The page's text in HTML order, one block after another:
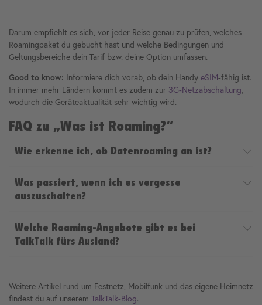
Darum empfiehlt es sich, vor jeder Reise genau zu prüfen, welches
Roamingpaket du gebucht hast und welche Bedingungen und
Geltungsbereiche dein Tarif bzw. deine Option umfassen.
Good to know: Informiere dich vorab, ob dein Handy eSIM-fähig ist.
In immer mehr Ländern kommt es zudem zur 3G-Netzabschaltung,
wodurch die Geräteaktualität sehr wichtig wird.
FAQ zu „Was ist Roaming?“
Wie erkenne ich, ob Datenroaming an ist?
Smartphone: Neben der Signalstärke erscheint ein kleines „R“
oder der Schriftzug „Roam“. In den Einstellungen unter „Mobiles
den aktuellen Status anzeigt. Wenn du unsicher bist, lohnt sich ein
kurzer Blick dorthin, damit du sofort im Bilde bist und keine
unnötigen Kosten entstehen.
Was passiert, wenn ich es vergesse
auszuschalten?
Ausland automatisch eine mobile Verbindung herstellen und Daten
verbrauchen. Das kann bei nicht festgelegtem Datenlimit oder
Welche Roaming-Angebote gibt es bei
TalkTalk fürs Ausland?
Auslandspakete und -Tarife oder Handy Abos:
Roaming-Kosten kontrollieren und planbar machen.
Weitere Artikel rund um Festnetz, Mobilfunk und das eigene Heimnetz
findest du auf unserem TalkTalk-Blog.